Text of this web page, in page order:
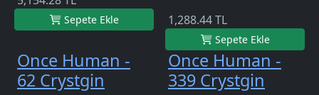
Sepete Ekle 1,288.44 TL
Sepete Ekle
Once Human -
62 Crystgin
Once Human -
339 Crystgin